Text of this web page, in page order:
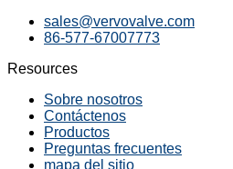
sales@vervovalve.com
86-577-67007773
Resources
Sobre nosotros
Contáctenos
Productos
Preguntas frecuentes
mapa del sitio